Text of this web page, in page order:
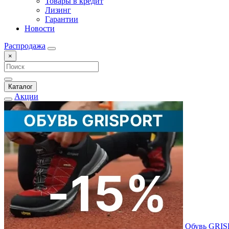
Лизинг
Гарантии
Новости
Распродажа
×
Каталог
Акции
Обувь